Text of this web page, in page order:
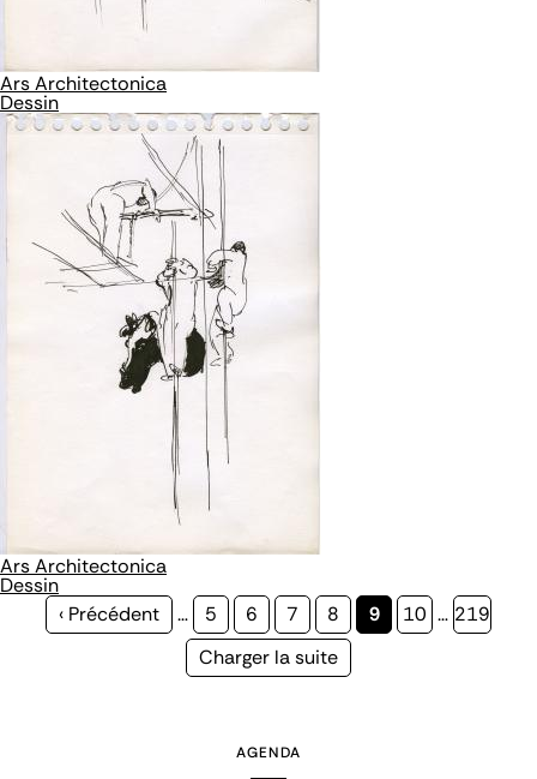
Ars Architectonica
Dessin
Ars Architectonica
Dessin
Page
‹ Précédent … Page
5 Page
6 Page
7 Page
8
Page
9 Page
10 … Page
219
Page
Charger la suite
AGENDA